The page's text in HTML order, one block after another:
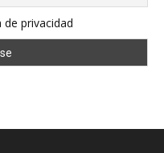
privacidad